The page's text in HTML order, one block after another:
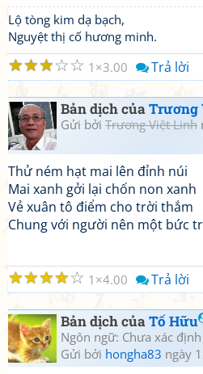
Lộ tòng kim dạ bạch,
Nguyệt thị cố hương minh.
☆
☆
☆
☆
☆ 1 3.00 Trả lời
Bản dịch củaTrương
Gửi bởi Trương Việt Linh
Thử ném hạt mai lên đỉnh núi
Mai xanh gởi lại chốn non xanh
Vẻ xuân tô điểm cho trời thắm
Chung với người nên một bức
☆
☆
☆
☆
☆ 1 4.00 Trả lời
Bản dịch củaTố Hữu
Ngôn ngữ: Chưa xác định
Gửi bởi hongha83 ngày